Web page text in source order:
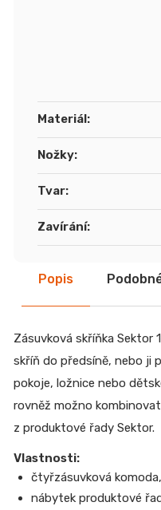
Materiál:
Nožky:
Tvar:
Zavírání:
Popis
Zásuvková skříňka Sektor
skříň do předsíně, nebo ji
pokoje, ložnice nebo
rovněž možno
z produktové řady Sektor.
Vlastnosti:
čtyřzásuvková komoda,
nábytek produktové